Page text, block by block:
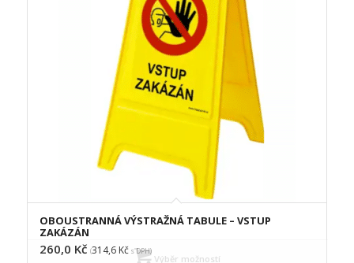
OBOUSTRANNÁ VÝSTRAŽNÁ TABULE – VSTUP
ZAKÁZÁN
260,0 Kč (314,6Kčs DPH)
Výběr možností